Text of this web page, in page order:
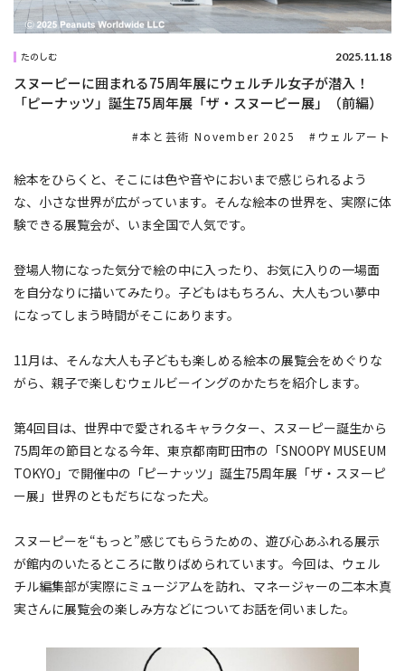
たのしむ 2025.11.18
スヌーピーに囲まれる75周年展にウェルチル女子が潜入！
「ピーナッツ」誕生75周年展「ザ・スヌーピー展」（前編）
本と芸術 November 2025 ウェルアート
絵本をひらくと、そこには色や音やにおいまで感じられるよう
な、小さな世界が広がっています。そんな絵本の世界を、実際に体
験できる展覧会が、いま全国で人気です。
登場人物になった気分で絵の中に入ったり、お気に入りの一場面
を自分なりに描いてみたり。子どもはもちろん、大人もつい夢中
になってしまう時間がそこにあります。
11月は、そんな大人も子どもも楽しめる絵本の展覧会をめぐりな
がら、親子で楽しむウェルビーイングのかたちを紹介します。
第4回目は、世界中で愛されるキャラクター、スヌーピー誕生から
75周年の節目となる今年、東京都南町田市の「SNOOPY MUSEUM
TOKYO」で開催中の「ピーナッツ」誕生75周年展「ザ・スヌーピ
ー展」世界のともだちになった犬。
スヌーピーを“もっと”感じてもらうための、遊び心あふれる展示
が館内のいたるところに散りばめられています。今回は、ウェル
チル編集部が実際にミュージアムを訪れ、マネージャーの二本木真
実さんに展覧会の楽しみ方などについてお話を伺いました。